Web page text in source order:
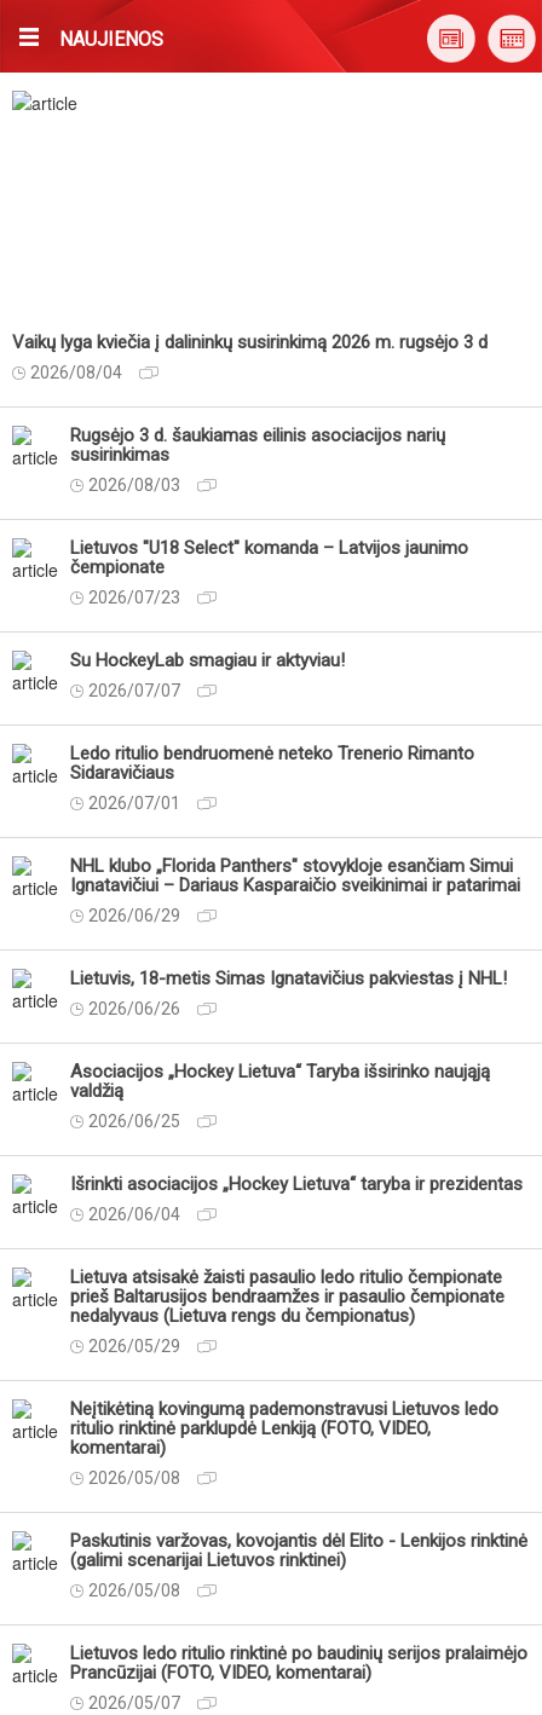
NAUJIENOS
Vaikų lyga kviečia į dalininkų susirinkimą 2026 m. rugsėjo 3 d
2026/08/04
Rugsėjo 3 d. šaukiamas eilinis asociacijos narių
susirinkimas
2026/08/03
Lietuvos "U18 Select" komanda – Latvijos jaunimo
čempionate
2026/07/23
Su HockeyLab smagiau ir aktyviau!
2026/07/07
Ledo ritulio bendruomenė neteko Trenerio Rimanto
Sidaravičiaus
2026/07/01
NHL klubo „Florida Panthers" stovykloje esančiam Simui
Ignatavičiui – Dariaus Kasparaičio sveikinimai ir patarimai
2026/06/29
Lietuvis, 18-metis Simas Ignatavičius pakviestas į NHL!
2026/06/26
Asociacijos „Hockey Lietuva“ Taryba išsirinko naująją
valdžią
2026/06/25
Išrinkti asociacijos „Hockey Lietuva“ taryba ir prezidentas
2026/06/04
Lietuva atsisakė žaisti pasaulio ledo ritulio čempionate
prieš Baltarusijos bendraamžes ir pasaulio čempionate
nedalyvaus (Lietuva rengs du čempionatus)
2026/05/29
Neįtikėtiną kovingumą pademonstravusi Lietuvos ledo
ritulio rinktinė parklupdė Lenkiją (FOTO, VIDEO,
komentarai)
2026/05/08
Paskutinis varžovas, kovojantis dėl Elito - Lenkijos rinktinė
(galimi scenarijai Lietuvos rinktinei)
2026/05/08
Lietuvos ledo ritulio rinktinė po baudinių serijos pralaimėjo
Prancūzijai (FOTO, VIDEO, komentarai)
2026/05/07